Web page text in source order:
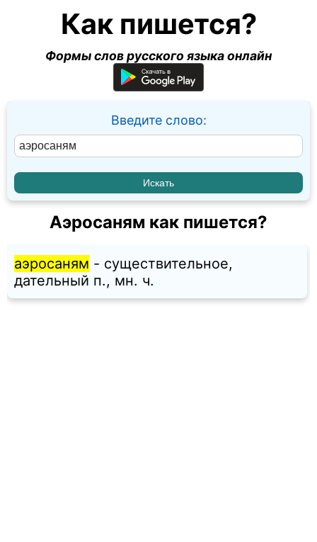
Как пишется?
Формы слов русского языка онлайн
Введите слово:
Аэросаням как пишется?
аэросаням - существительное,
дательный п., мн. ч.